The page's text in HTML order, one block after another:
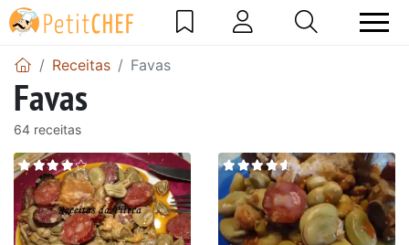
Receitas Favas
Favas
64 receitas